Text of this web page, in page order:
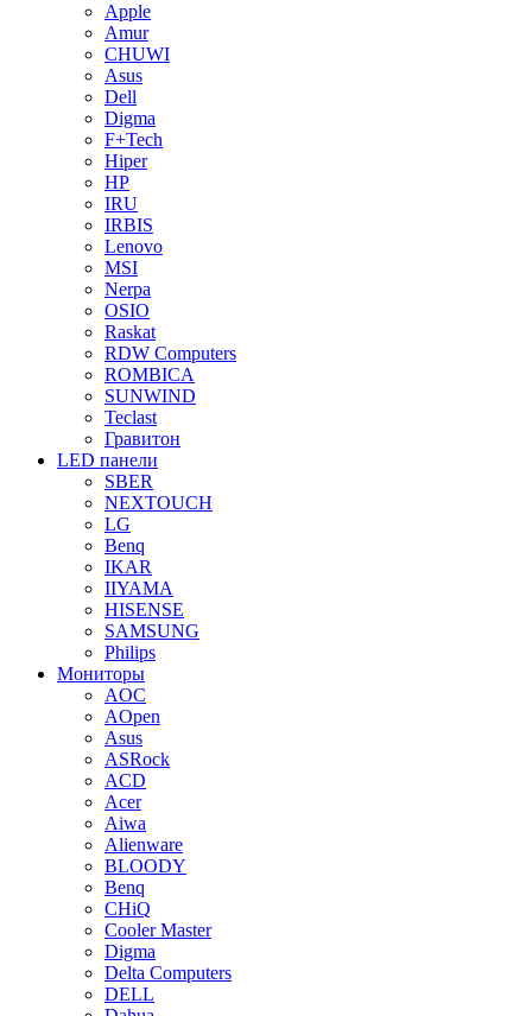
Apple
Amur
CHUWI
Asus
Dell
Digma
F+Tech
Hiper
HP
IRU
IRBIS
Lenovo
MSI
Nerpa
OSIO
Raskat
RDW Computers
ROMBICA
SUNWIND
Teclast
Гравитон
LED панели
SBER
NEXTOUCH
LG
Benq
IKAR
IIYAMA
HISENSE
SAMSUNG
Philips
Мониторы
AOC
AOpen
Asus
ASRock
ACD
Acer
Aiwa
Alienware
BLOODY
Benq
CHiQ
Cooler Master
Digma
Delta Computers
DELL